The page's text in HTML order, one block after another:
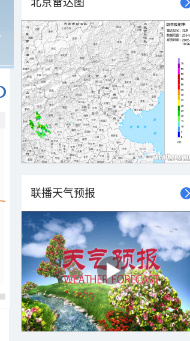
20时 21时 22时 23时 00时 01时
东风
<3级
东风
<3级
东风
<3级
东北风
<3级
东风
<3级
南风
26°C 25°C 24°C 23°C 23°C
北京雷达图
联播天气预报